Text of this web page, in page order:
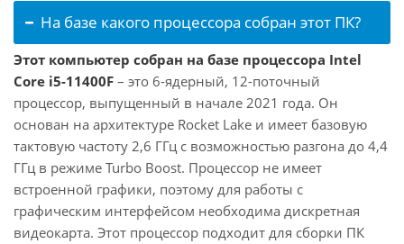
На базе какого процессора собран этот ПК?
Этот компьютер собран на базе процессора Intel
Core i5-11400F – это 6-ядерный, 12-поточный
процессор, выпущенный в начале 2021 года. Он
основан на архитектуре Rocket Lake и имеет базовую
тактовую частоту 2,6 ГГц с возможностью разгона до 4,4
ГГц в режиме Turbo Boost. Процессор не имеет
встроенной графики, поэтому для работы с
графическим интерфейсом необходима дискретная
видеокарта. Этот процессор подходит для сборки ПК